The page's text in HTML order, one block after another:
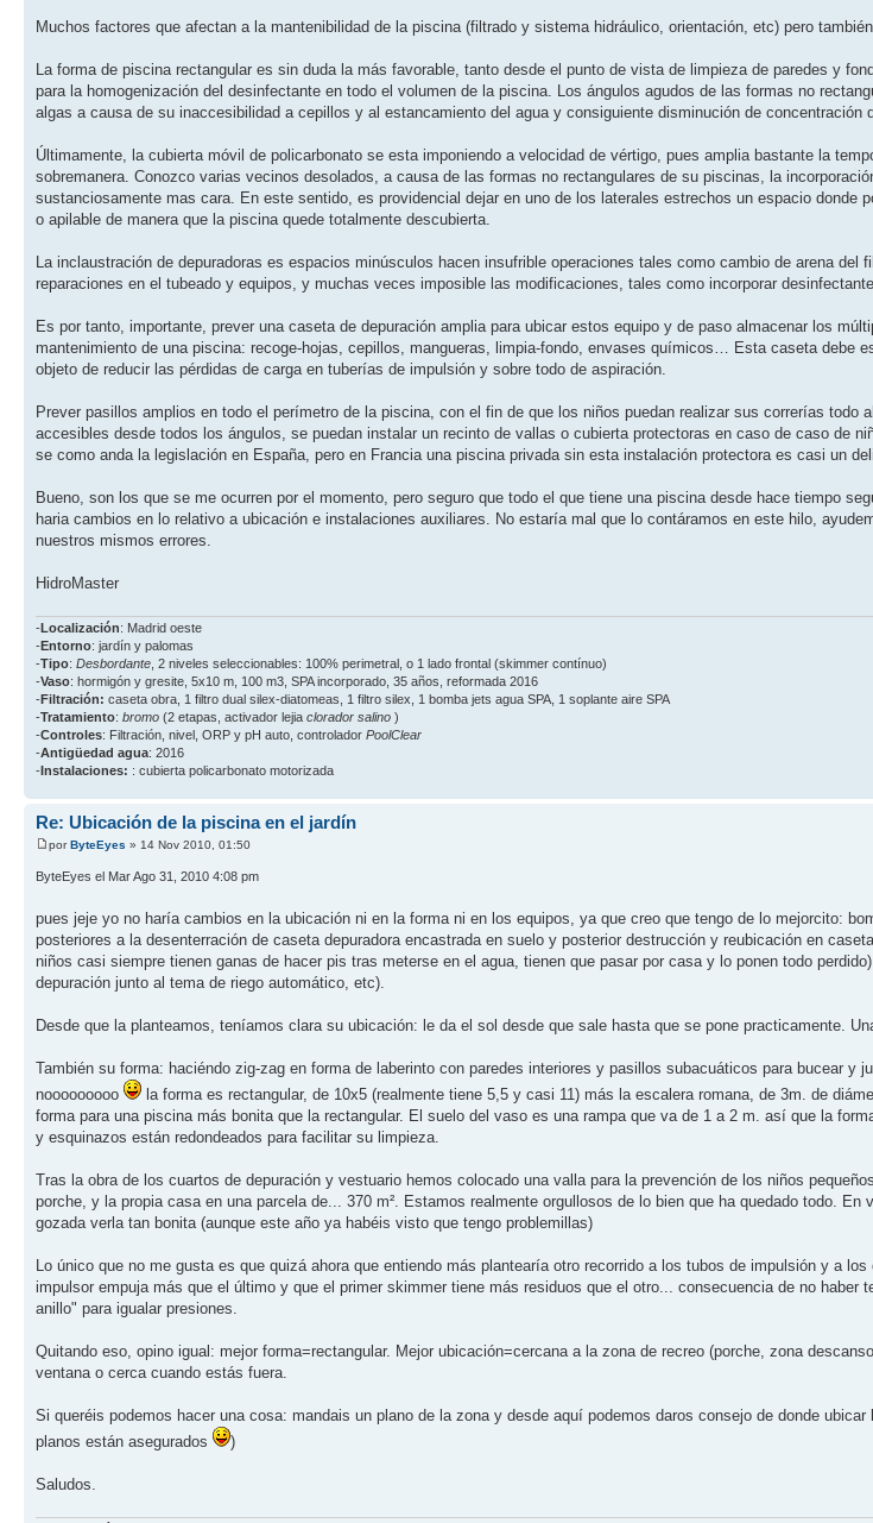
Muchos factores que afectan a la mantenibilidad de la piscina (filtrado y sistema hidráulico, orientación, etc) pero
La forma de piscina rectangular es sin duda la más favorable, tanto desde el punto de vista de limpieza de paredes y
para la homogenización del desinfectante en todo el volumen de la piscina. Los ángulos agudos de las formas no
algas a causa de su inaccesibilidad a cepillos y al estancamiento del agua y consiguiente disminución de concentración
Últimamente, la cubierta móvil de policarbonato se esta imponiendo a velocidad de vértigo, pues amplia bastante la
sobremanera. Conozco varias vecinos desolados, a causa de las formas no rectangulares de su piscinas, la
sustanciosamente mas cara. En este sentido, es providencial dejar en uno de los laterales estrechos un espacio donde
o apilable de manera que la piscina quede totalmente descubierta.
La inclaustración de depuradoras es espacios minúsculos hacen insufrible operaciones tales como cambio de arena del
reparaciones en el tubeado y equipos, y muchas veces imposible las modificaciones, tales como incorporar
Es por tanto, importante, prever una caseta de depuración amplia para ubicar estos equipo y de paso almacenar los
mantenimiento de una piscina: recoge-hojas, cepillos, mangueras, limpia-fondo, envases químicos… Esta caseta debe
objeto de reducir las pérdidas de carga en tuberías de impulsión y sobre todo de aspiración.
Prever pasillos amplios en todo el perímetro de la piscina, con el fin de que los niños puedan realizar sus correrías todo
accesibles desde todos los ángulos, se puedan instalar un recinto de vallas o cubierta protectoras en caso de caso de
se como anda la legislación en España, pero en Francia una piscina privada sin esta instalación protectora es casi un
Bueno, son los que se me ocurren por el momento, pero seguro que todo el que tiene una piscina desde hace tiempo
haria cambios en lo relativo a ubicación e instalaciones auxiliares. No estaría mal que lo contáramos en este hilo,
nuestros mismos errores.
HidroMaster
-Localización: Madrid oeste
-Entorno: jardín y palomas
-Tipo: Desbordante , 2 niveles seleccionables: 100% perimetral, o 1 lado frontal (skimmer contínuo)
-Vaso: hormigón y gresite, 5x10 m, 100 m3, SPA incorporado, 35 años, reformada 2016
-Filtración: caseta obra, 1 filtro dual silex-diatomeas, 1 filtro silex, 1 bomba jets agua SPA, 1 soplante aire SPA
-Tratamiento: bromo (2 etapas, activador lejia clorador salino )
-Controles: Filtración, nivel, ORP y pH auto, controlador PoolClear
-Antigüedad agua: 2016
-Instalaciones: : cubierta policarbonato motorizada
Re: Ubicación de la piscina en el jardín
porByteEyes » 14 Nov 2010, 01:50
ByteEyes el Mar Ago 31, 2010 4:08 pm
pues jeje yo no haría cambios en la ubicación ni en la forma ni en los equipos, ya que creo que tengo de lo mejorcito:
posteriores a la desenterración de caseta depuradora encastrada en suelo y posterior destrucción y reubicación en
niños casi siempre tienen ganas de hacer pis tras meterse en el agua, tienen que pasar por casa y lo ponen todo
depuración junto al tema de riego automático, etc).
Desde que la planteamos, teníamos clara su ubicación: le da el sol desde que sale hasta que se pone practicamente.
También su forma: haciéndo zig-zag en forma de laberinto con paredes interiores y pasillos subacuáticos para bucear y
nooooooooo
la forma es rectangular, de 10x5 (realmente tiene 5,5 y casi 11) más la escalera romana, de 3m. de
forma para una piscina más bonita que la rectangular. El suelo del vaso es una rampa que va de 1 a 2 m. así que la
y esquinazos están redondeados para facilitar su limpieza.
Tras la obra de los cuartos de depuración y vestuario hemos colocado una valla para la prevención de los niños
porche, y la propia casa en una parcela de... 370 m². Estamos realmente orgullosos de lo bien que ha quedado todo.
gozada verla tan bonita (aunque este año ya habéis visto que tengo problemillas)
Lo único que no me gusta es que quizá ahora que entiendo más plantearía otro recorrido a los tubos de impulsión y a
impulsor empuja más que el último y que el primer skimmer tiene más residuos que el otro... consecuencia de no haber
anillo" para igualar presiones.
Quitando eso, opino igual: mejor forma=rectangular. Mejor ubicación=cercana a la zona de recreo (porche, zona
ventana o cerca cuando estás fuera.
Si queréis podemos hacer una cosa: mandais un plano de la zona y desde aquí podemos daros consejo de donde
planos están asegurados
)
Saludos.